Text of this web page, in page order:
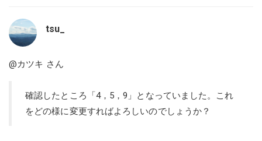
tsu_
@カツキ さん
確認したところ「4，5，9」となっていました。これ
をどの様に変更すればよろしいのでしょうか？